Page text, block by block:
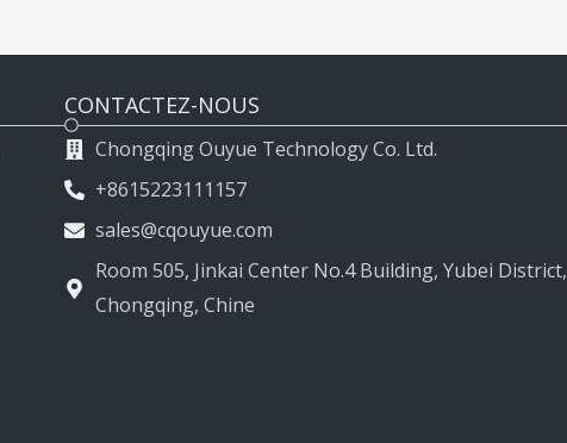
CONTACTEZ-NOUS
Chongqing Ouyue Technology Co. Ltd.
+8615223111157
sales@cqouyue.com
Room 505, Jinkai Center No.4 Building, Yubei District,
Chongqing, Chine